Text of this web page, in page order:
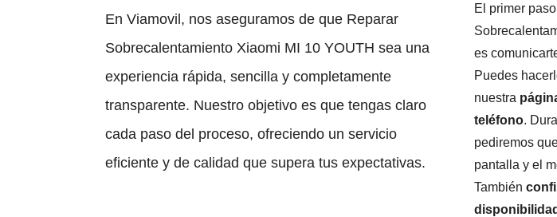
En Viamovil, nos aseguramos de que Reparar
Sobrecalentamiento Xiaomi MI 10 YOUTH sea una
experiencia rápida, sencilla y completamente
transparente. Nuestro objetivo es que tengas claro
cada paso del proceso, ofreciendo un servicio
eficiente y de calidad que supera tus expectativas.
El primer
es
Puedes
nuestra
teléfono.
pediremos
pantalla y el
También